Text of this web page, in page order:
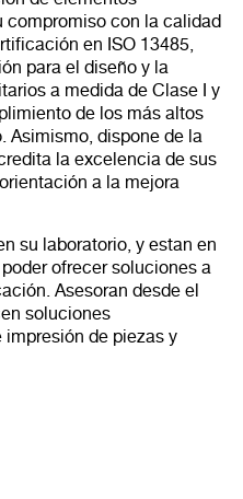
compromiso con la calidad
en ISO 13485,
para el diseño y la
a medida de Clase I y
de los más altos
Asimismo, dispone de la
la excelencia de sus
a la mejora
su laboratorio, y estan en
ofrecer soluciones a
Asesoran desde el
soluciones
impresión de piezas y